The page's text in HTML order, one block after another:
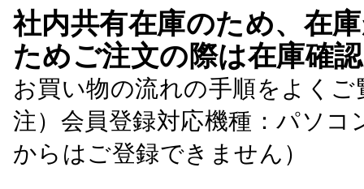
社内共有在庫のため、在
ためご注文の際は在庫確
お買い物の流れの手順をよくご
注）会員登録対応機種：パソ
からはご登録できません）